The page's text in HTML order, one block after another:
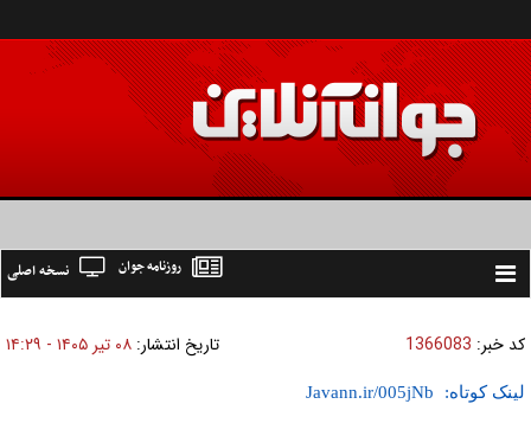
Toggle
نسخه اصلی روزنامه جوان
کد خبر: 1366083 تاریخ انتشار: ۰۸ تير ۱۴۰۵ - ۱۴:۲۹
لینک کوتاه: